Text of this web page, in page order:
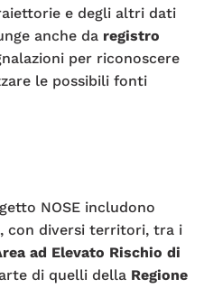
e degli altri dati
anche da registro
per riconoscere
le possibili fonti
NOSE includono
, con diversi territori, tra i
ad Elevato Rischio di
di quelli della Regione